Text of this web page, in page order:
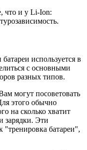
что и у Li-Ion:
используется в
с основными
разных типов.
могут посоветовать
этого обычно
на сколько хватит
зарядки. Эти
"тренировка батареи",